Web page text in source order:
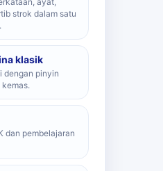
strok dalam satu
klasik
dengan pinyin
kemas.
dan pembelajaran